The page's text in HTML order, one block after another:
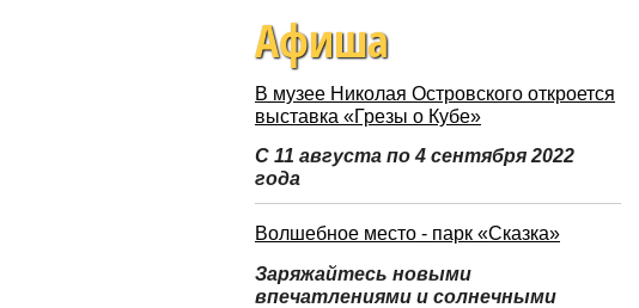
Афиша
В музее Николая Островского откроется
выставка «Грезы о Кубе»
С 11 августа по 4 сентября 2022
года
Волшебное место - парк «Сказка»
Заряжайтесь новыми
впечатлениями и солнечными